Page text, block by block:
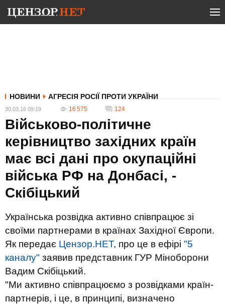
НОВИНИ АГРЕСІЯ РОСІЇ ПРОТИ УКРАЇНИ
30.03.16 09:19 16 575 124
Військово-політичне
керівництво західних країн
має всі дані про окупаційні
війська РФ на Донбасі, -
Скібіцький
Українська розвідка активно співпрацює зі
своїми партнерами в країнах Західної Європи.
Як передає Цензор.НЕТ, про це в ефірі "5
каналу" заявив представник ГУР Міноборони
Вадим Скібіцький.
"Ми активно співпрацюємо з розвідками країн-
партнерів, і це, в принципі, визначено